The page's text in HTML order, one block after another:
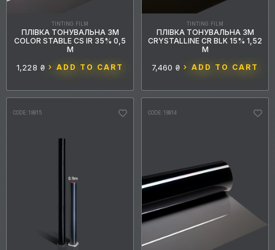
MAIN SHADE
чорний блакитний
BRAND
3M 11 Madico
металізована 3
ROLL, LINEAR METER.
TINTING FILM
ПЛІВКА ТОНУВАЛЬНА 3M
COLOR STABLE CS IR 35% 0,5
М
1,228 ₴ ADD TO CART
TINTING FILM
ПЛІВКА ТОНУВАЛЬНА 3M
CRYSTALLINE CR BLK 15% 1,52
М
7,460 ₴ ADD TO CART
CODE: 18815 CODE: 18814